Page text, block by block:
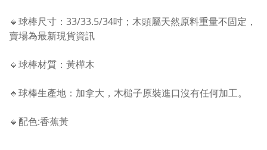
🔹球棒尺寸：33/33.5/34吋；木頭屬天然原料重量不固定，
賣場為最新現貨資訊
🔹球棒材質：黃樺木
🔹球棒生產地：加拿大，木槌子原裝進口沒有任何加工。
🔹配色:香蕉黃